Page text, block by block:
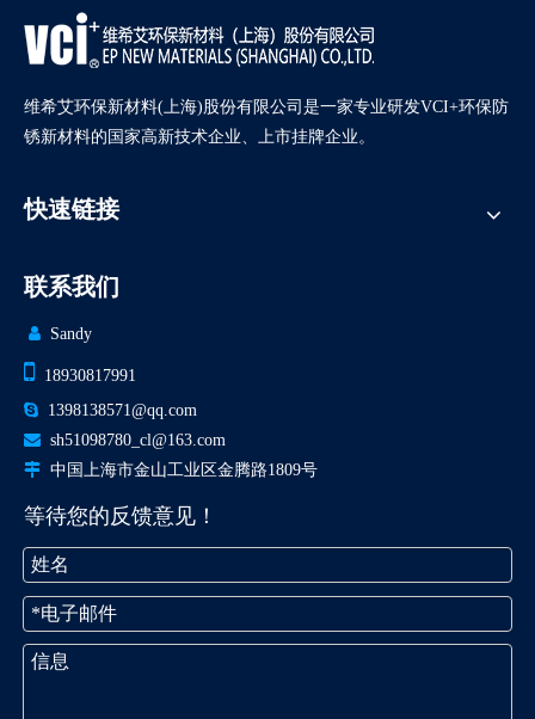
维希艾环保新材料(上海)股份有限公司是一家专业研发VCI+环保防
锈新材料的国家高新技术企业、上市挂牌企业。
快速链接
联系我们
 Sandy
18930817991
 1398138571@qq.com
 sh51098780_cl@163.com
 中国上海市金山工业区金腾路1809号
等待您的反馈意见！